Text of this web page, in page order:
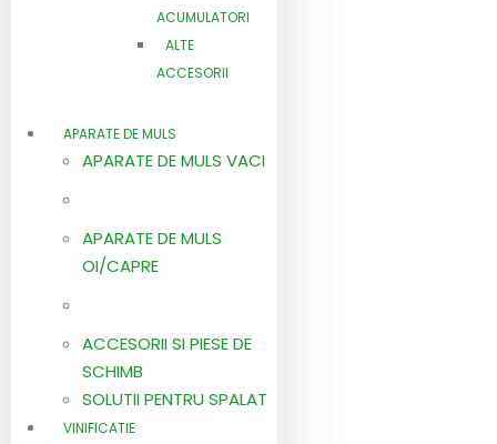
ACUMULATORI
ALTE
ACCESORII
APARATE DE MULS
APARATE DE MULS VACI
APARATE DE MULS
OI/CAPRE
ACCESORII SI PIESE DE
SCHIMB
SOLUTII PENTRU SPALAT
VINIFICATIE